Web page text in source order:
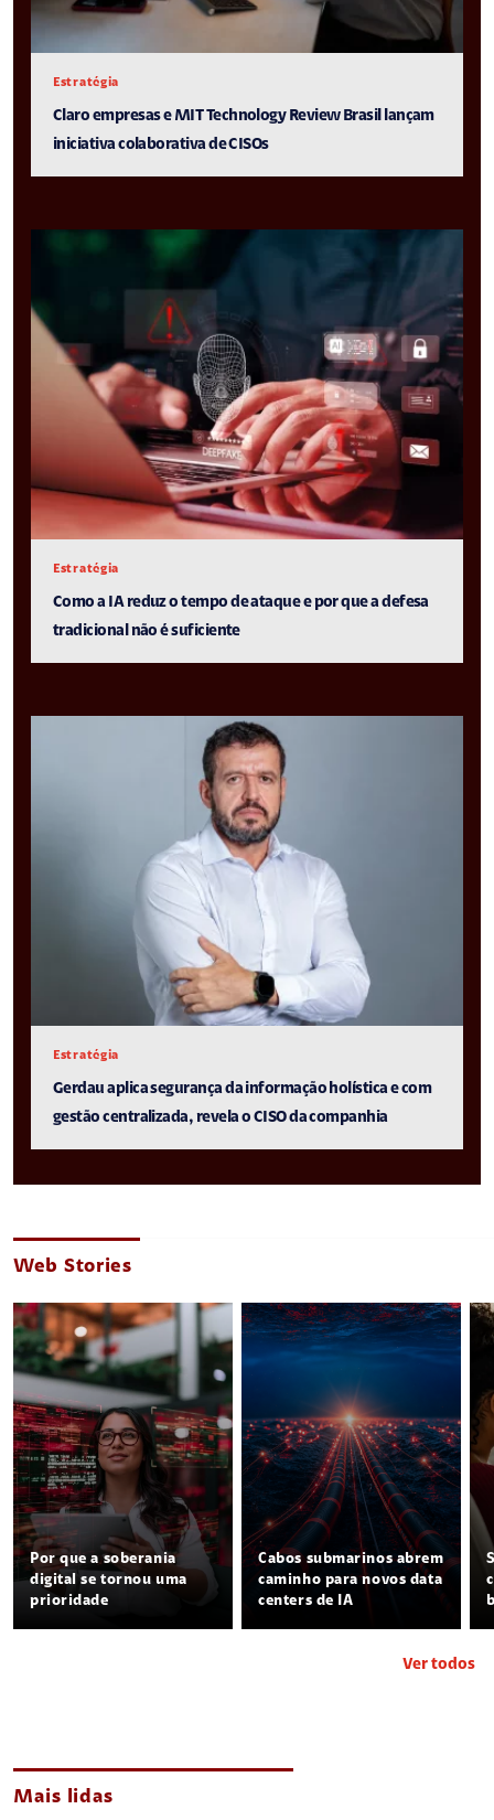
Estratégia
Claro empresas e MIT Technology Review Brasil lançam
iniciativa colaborativa de CISOs
Estratégia
Como a IA reduz o tempo de ataque e por que a defesa
tradicional não é suficiente
Estratégia
Gerdau aplica segurança da informação holística e com
gestão centralizada, revela o CISO da companhia
Web Stories
Por que a soberania
digital se tornou uma
prioridade
Cabos submarinos abrem
caminho para novos data
centers de IA
Ver todos
Mais lidas